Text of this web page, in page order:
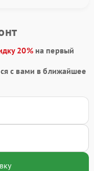
20%на первый
с вами в ближайшее